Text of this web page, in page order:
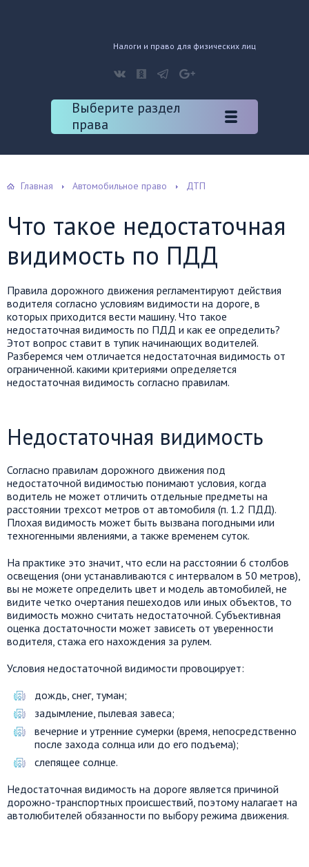
Налоги и право для физических лиц
Выберите раздел
права
Главная Автомобильное право ДТП
Что такое недостаточная
видимость по ПДД
Правила дорожного движения регламентируют действия
водителя согласно условиям видимости на дороге, в
которых приходится вести машину. Что такое
недостаточная видимость по ПДД и как ее определить?
Этот вопрос ставит в тупик начинающих водителей.
Разберемся чем отличается недостаточная видимость от
ограниченной. какими критериями определяется
недостаточная видимость согласно правилам.
Недостаточная видимость
Согласно правилам дорожного движения под
недостаточной видимостью понимают условия, когда
водитель не может отличить отдельные предметы на
расстоянии трехсот метров от автомобиля (п. 1.2 ПДД).
Плохая видимость может быть вызвана погодными или
техногенными явлениями, а также временем суток.
На практике это значит, что если на расстоянии 6 столбов
освещения (они устанавливаются с интервалом в 50 метров),
вы не можете определить цвет и модель автомобилей, не
видите четко очертания пешеходов или иных объектов, то
видимость можно считать недостаточной. Субъективная
оценка достаточности может зависеть от уверенности
водителя, стажа его нахождения за рулем.
Условия недостаточной видимости провоцирует:
дождь, снег, туман;
задымление, пылевая завеса;
вечерние и утренние сумерки (время, непосредственно
после захода солнца или до его подъема);
слепящее солнце.
Недостаточная видимость на дороге является причиной
дорожно-транспортных происшествий, поэтому налагает на
автолюбителей обязанности по выбору режима движения.